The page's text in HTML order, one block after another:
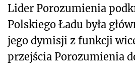
Lider Porozumienia
Polskiego Ładu była
jego dymisji z funkcji
przejścia Porozumienia